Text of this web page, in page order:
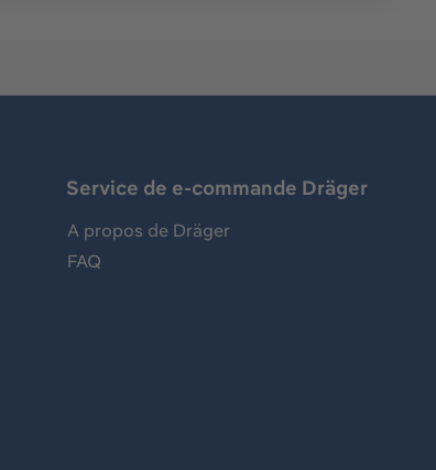
Service de e-commande Dräger
A propos de Dräger
FAQ